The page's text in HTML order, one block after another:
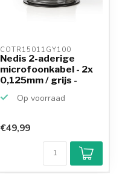
COTR15011GY100
Nedis 2-aderige
microfoonkabel - 2x
0,125mm / grijs -
Op voorraad
Klantenbeoordeling
9,2/10
Achteraf
betalen mogelijk
€49,99